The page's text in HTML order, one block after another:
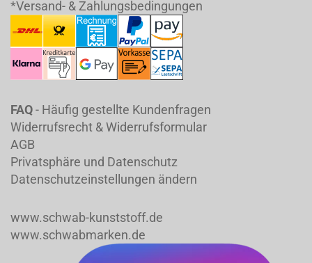
*Versand- & Zahlungsbedingungen
FAQ- Häufig gestellte Kundenfragen
Widerrufsrecht & Widerrufsformular
AGB
Privatsphäre und Datenschutz
Datenschutzeinstellungen ändern
www.schwab-kunststoff.de
www.schwabmarken.de